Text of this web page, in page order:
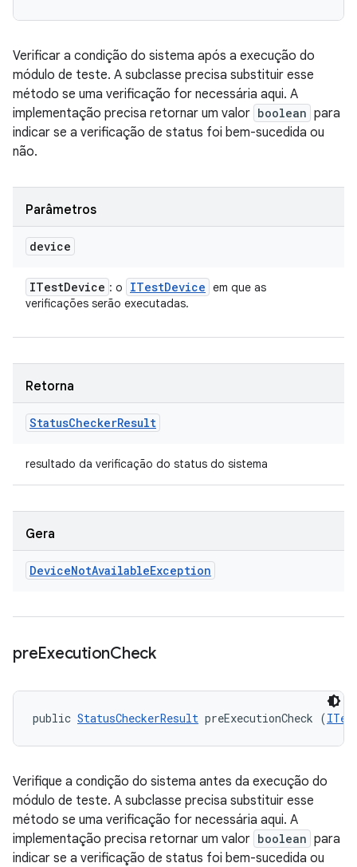
Verificar a condição do sistema após a execução do
módulo de teste. A subclasse precisa substituir esse
método se uma verificação for necessária aqui. A
implementação precisa retornar um valor boolean para
indicar se a verificação de status foi bem-sucedida ou
não.
Parâmetros
device
ITestDevice : o ITestDevice em que as
verificações serão executadas.
Retorna
StatusCheckerResult
resultado da verificação do status do sistema
Gera
DeviceNotAvailableException
preExecutionCheck
public StatusCheckerResult preExecutionCheck (
Verifique a condição do sistema antes da execução do
módulo de teste. A subclasse precisa substituir esse
método se uma verificação for necessária aqui. A
implementação precisa retornar um valor boolean para
indicar se a verificação de status foi bem-sucedida ou